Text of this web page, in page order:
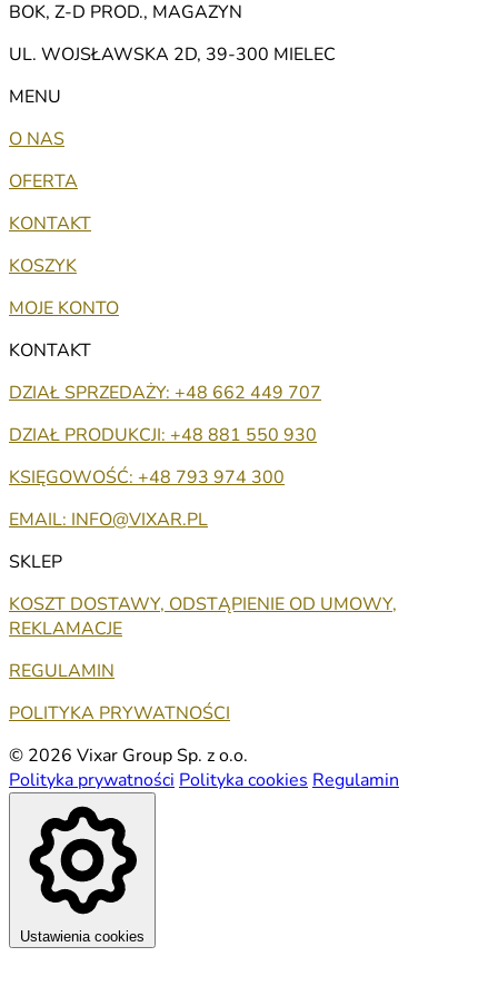
BOK, Z-D PROD., MAGAZYN
UL. WOJSŁAWSKA 2D, 39-300 MIELEC
MENU
O NAS
OFERTA
KONTAKT
KOSZYK
MOJE KONTO
KONTAKT
DZIAŁ SPRZEDAŻY: +48 662 449 707
DZIAŁ PRODUKCJI: +48 881 550 930
KSIĘGOWOŚĆ: +48 793 974 300
EMAIL: INFO@VIXAR.PL
SKLEP
KOSZT DOSTAWY, ODSTĄPIENIE OD UMOWY,
REKLAMACJE
REGULAMIN
POLITYKA PRYWATNOŚCI
© 2026 Vixar Group Sp. z o.o.
Polityka prywatności Polityka cookies Regulamin
Ustawienia cookies